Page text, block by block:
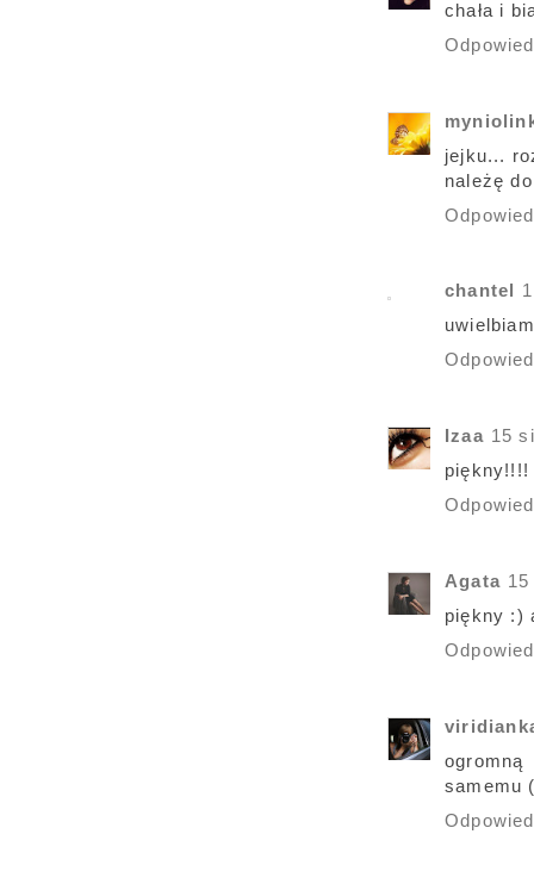
chała i
jejku...
należę
chantel
Izaa 15
Agata
piękny :)
samemu